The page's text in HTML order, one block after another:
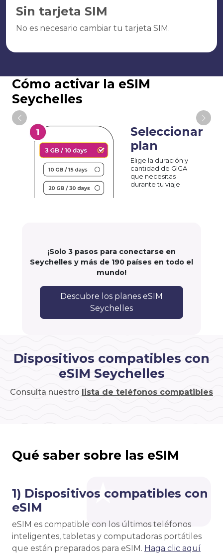
Sin tarjeta SIM
No es necesario cambiar tu tarjeta SIM.
Cómo activar la eSIM
Seychelles
Seleccionar
plan
Elige la duración y
cantidad de GIGA
que necesitas
durante tu viaje
¡Solo 3 pasos para conectarse en
Seychelles y más de 190 países en todo el
mundo!
Descubre los planes eSIM
Seychelles
Dispositivos compatibles con
eSIM Seychelles
Consulta nuestro lista de teléfonos compatibles
Qué saber sobre las eSIM
1) Dispositivos compatibles con
eSIM
eSIM es compatible con los últimos teléfonos
inteligentes, tabletas y computadoras portátiles
que están preparados para eSIM. Haga clic aquí